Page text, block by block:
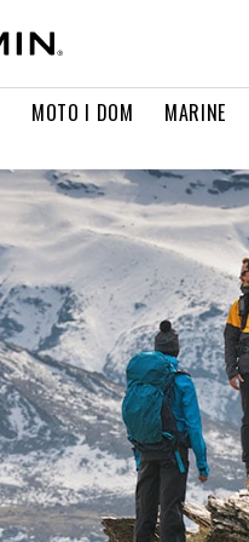
MOTO I DOM MARINE